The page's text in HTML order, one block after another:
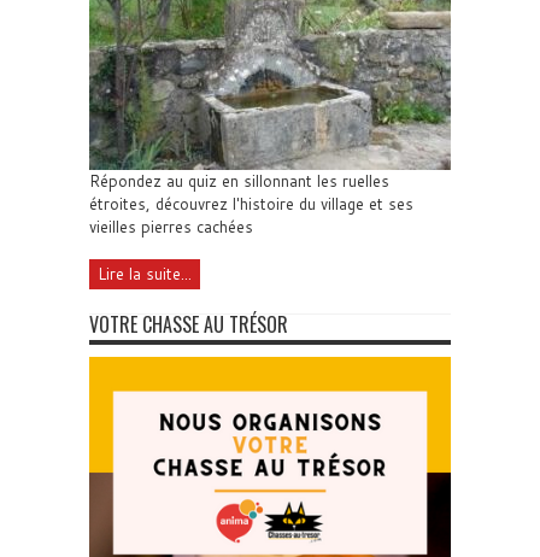
Répondez au quiz en sillonnant les ruelles
étroites, découvrez l'histoire du village et ses
vieilles pierres cachées
Lire la suite...
VOTRE CHASSE AU TRÉSOR